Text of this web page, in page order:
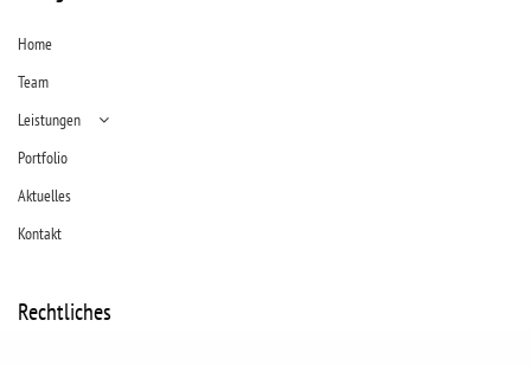
Home
Team
Leistungen
Portfolio
Aktuelles
Kontakt
Rechtliches